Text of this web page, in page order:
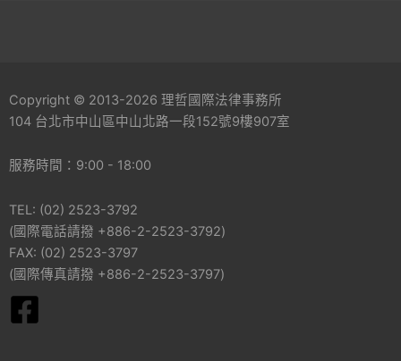
Copyright © 2013-2026 理哲國際法律事務所
104 台北市中山區中山北路一段152號9樓907室
服務時間：9:00 - 18:00
TEL: (02) 2523-3792
(國際電話請撥 +886-2-2523-3792)
FAX: (02) 2523-3797
(國際傳真請撥 +886-2-2523-3797)